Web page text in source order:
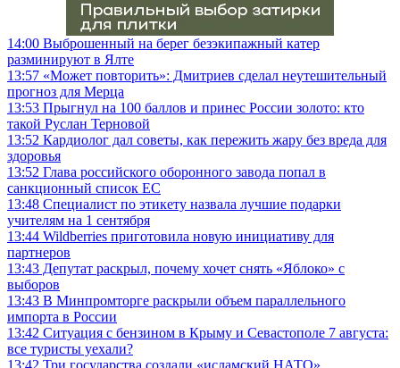
14:00 Выброшенный на берег безэкипажный катер
разминируют в Ялте
13:57 «Может повторить»: Дмитриев сделал неутешительный
прогноз для Мерца
13:53 Прыгнул на 100 баллов и принес России золото: кто
такой Руслан Терновой
13:52 Кардиолог дал советы, как пережить жару без вреда для
здоровья
13:52 Глава российского оборонного завода попал в
санкционный список ЕС
13:48 Специалист по этикету назвала лучшие подарки
учителям на 1 сентября
13:44 Wildberries приготовила новую инициативу для
партнеров
13:43 Депутат раскрыл, почему хочет снять «Яблоко» с
выборов
13:43 В Минпромторге раскрыли объем параллельного
импорта в России
13:42 Ситуация с бензином в Крыму и Севастополе 7 августа:
все туристы уехали?